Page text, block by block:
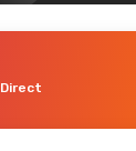
Direct